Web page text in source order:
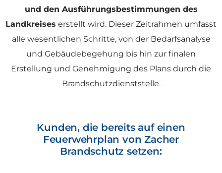
und den Ausführungsbestimmungen des
Landkreises erstellt wird. Dieser Zeitrahmen umfasst
alle wesentlichen Schritte, von der Bedarfsanalyse
und Gebäudebegehung bis hin zur finalen
Erstellung und Genehmigung des Plans durch die
Brandschutzdienststelle.
Kunden, die bereits auf einen
Feuerwehrplan von Zacher
Brandschutz setzen: